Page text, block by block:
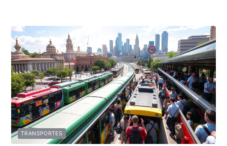
TRANSPORTES